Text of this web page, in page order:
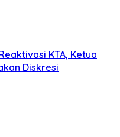
KTA, Ketua
Diskresi